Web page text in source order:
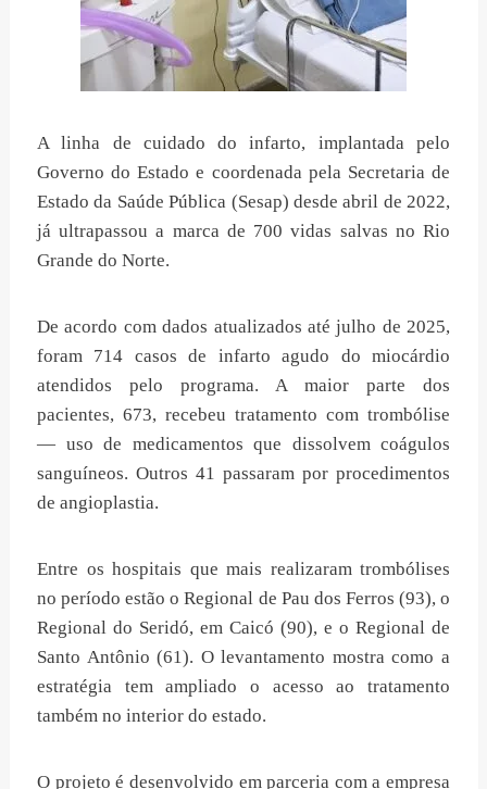
A linha de cuidado do infarto, implantada pelo
Governo do Estado e coordenada pela Secretaria de
Estado da Saúde Pública (Sesap) desde abril de 2022,
já ultrapassou a marca de 700 vidas salvas no Rio
Grande do Norte.
De acordo com dados atualizados até julho de 2025,
foram 714 casos de infarto agudo do miocárdio
atendidos pelo programa. A maior parte dos
pacientes, 673, recebeu tratamento com trombólise
— uso de medicamentos que dissolvem coágulos
sanguíneos. Outros 41 passaram por procedimentos
de angioplastia.
Entre os hospitais que mais realizaram trombólises
no período estão o Regional de Pau dos Ferros (93), o
Regional do Seridó, em Caicó (90), e o Regional de
Santo Antônio (61). O levantamento mostra como a
estratégia tem ampliado o acesso ao tratamento
também no interior do estado.
O projeto é desenvolvido em parceria com a empresa